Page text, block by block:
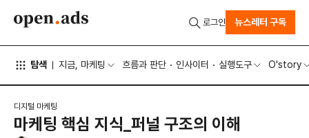
탐색 지금, 마케팅 흐름과 판단 인사이터 실행도구 O'story
로그인 뉴스레터 구독
디지털 마케팅
마케팅 핵심 지식_퍼널 구조의 이해